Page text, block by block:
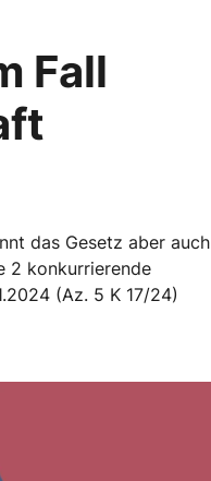
Fall
das Gesetz aber auch
2 konkurrierende
(Az. 5 K 17/24)